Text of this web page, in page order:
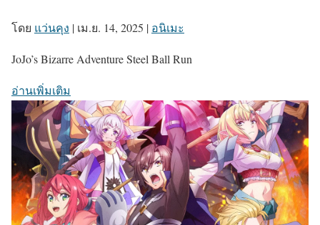
โดย แว่นคุง | เม.ย. 14, 2025 | อนิเมะ
JoJo’s Bizarre Adventure Steel Ball Run
อ่านเพิ่มเติม